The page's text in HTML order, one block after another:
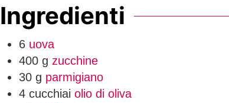
Ingredienti
6 uova
400 g zucchine
30 g parmigiano
4 cucchiai olio di oliva